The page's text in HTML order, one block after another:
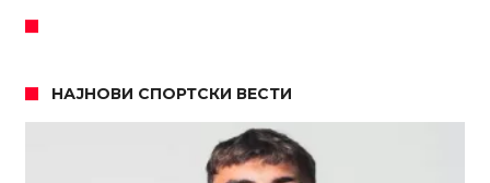
НАЈНОВИ СПОРТСКИ ВЕСТИ